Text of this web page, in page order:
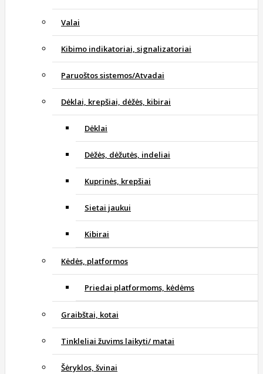
Valai
Kibimo indikatoriai, signalizatoriai
Paruoštos sistemos/Atvadai
Dėklai, krepšiai, dėžės, kibirai
Dėklai
Dėžės, dėžutės, indeliai
Kuprinės, krepšiai
Sietai jaukui
Kibirai
Kėdės, platformos
Priedai platformoms, kėdėms
Graibštai, kotai
Tinkleliai žuvims laikyti/ matai
Šėryklos, švinai